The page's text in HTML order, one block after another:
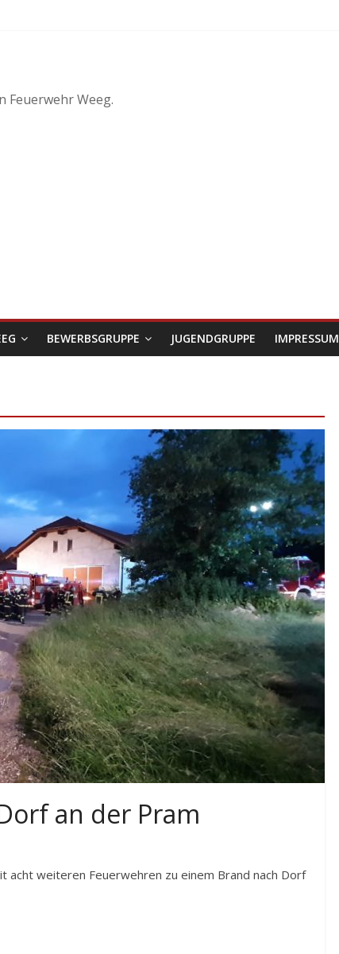
Feuerwehr Weeg.
BEWERBSGRUPPE JUGENDGRUPPE IMPRESSUM
an der Pram
acht weiteren Feuerwehren zu einem Brand nach Dorf